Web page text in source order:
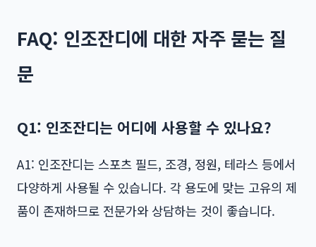
FAQ: 인조잔디에 대한 자주 묻는 질
문
Q1: 인조잔디는 어디에 사용할 수 있나요?
A1: 인조잔디는 스포츠 필드, 조경, 정원, 테라스 등에서
다양하게 사용될 수 있습니다. 각 용도에 맞는 고유의 제
품이 존재하므로 전문가와 상담하는 것이 좋습니다.